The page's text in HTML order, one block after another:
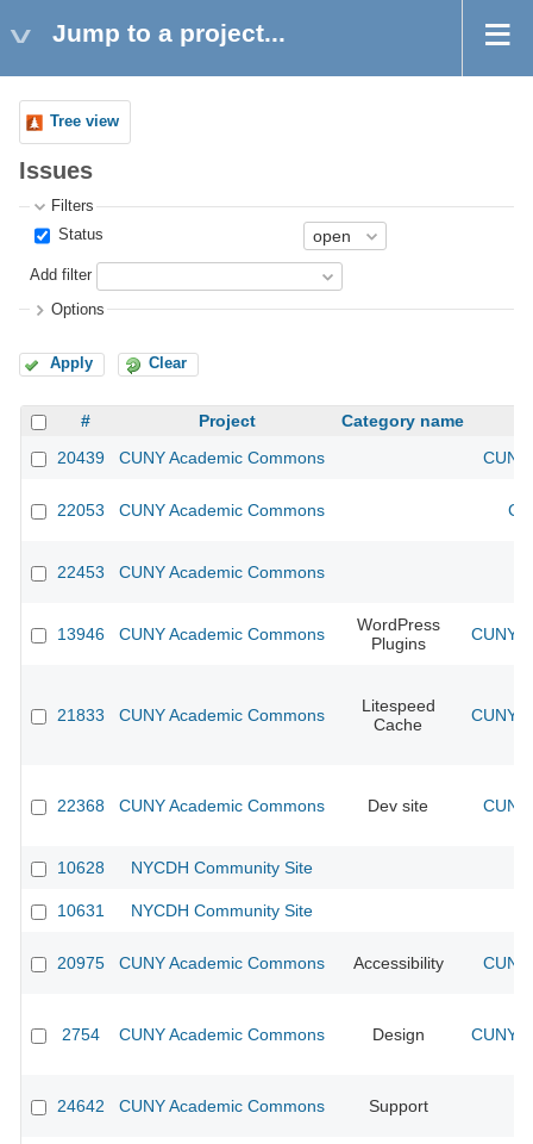
Jump to a project...
Tree view
Issues
Filters
Status
Add filter
Options
Apply Clear
# Project
Category name
20439
CUNY Academic Commons
22053 CUNY Academic Commons
22453 CUNY Academic Commons
13946 CUNY Academic Commons
WordPress
Plugins
CUNY
21833 CUNY Academic Commons
Litespeed
Cache
CUNY
22368 CUNY Academic Commons Dev site
10628 NYCDH Community Site
10631 NYCDH Community Site
20975 CUNY Academic Commons Accessibility
2754 CUNY Academic Commons Design CUNY
24642 CUNY Academic Commons Support